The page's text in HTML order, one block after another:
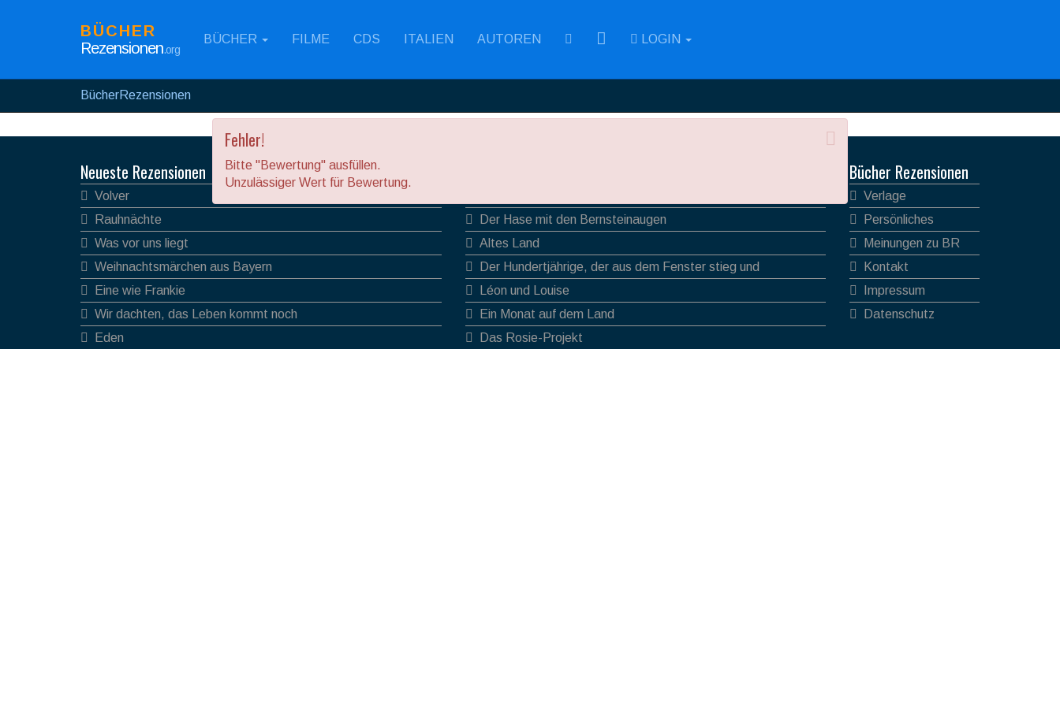
Fehler!
Bitte "Bewertung" ausfüllen.
Unzulässiger Wert für Bewertung.
BÜCHER
Rezensionen.org
BÜCHER FILME CDS ITALIEN AUTOREN RSS LOGIN
BücherRezensionen
Neueste Rezensionen
Volver
Rauhnächte
Was vor uns liegt
Weihnachtsmärchen aus Bayern
Eine wie Frankie
Wir dachten, das Leben kommt noch
Eden
Der Hase mit den Bernsteinaugen
Altes Land
Der Hundertjährige, der aus dem Fenster stieg und
verschwand
Léon und Louise
Ein Monat auf dem Land
Das Rosie-Projekt
Bücher Rezensionen
Verlage
Persönliches
Meinungen zu BR
Kontakt
Impressum
Datenschutz